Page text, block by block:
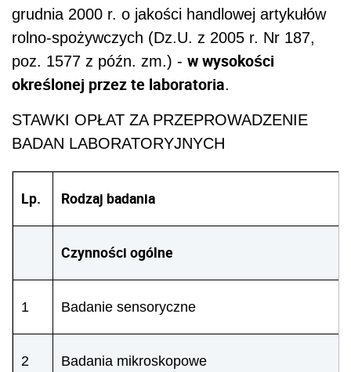
grudnia 2000 r. o jakości handlowej artykułów
rolno-spożywczych (Dz.U. z 2005 r. Nr 187,
poz. 1577 z późn. zm.) - w wysokości
określonej przez te laboratoria.
STAWKI OPŁAT ZA PRZEPROWADZENIE
BADAN LABORATORYJNYCH
Lp. Rodzaj badania
Czynności ogólne
1 Badanie sensoryczne
2 Badania mikroskopowe